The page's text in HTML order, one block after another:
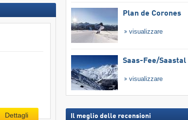
Dettagli
Plan de Corones
visualizzare
Saas-Fee/​Saastal
visualizzare
Il meglio delle recensioni